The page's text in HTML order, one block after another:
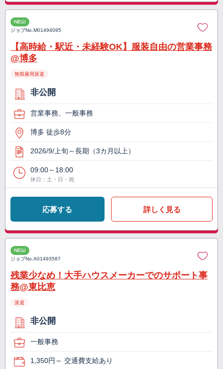
NEW
ジョブNo.M01494095
【高時給・駅近・未経験OK】服装自由の営業事務
@博多
無期雇用派遣
非公開
営業事務、一般事務
博多 徒歩8分
2026/9/上旬～長期（3カ月以上）
09:00～18:00
休日：土・日・祝
応募する 詳しく見る
NEW
ジョブNo.A01493587
残業少なめ！大手ハウスメーカーでのサポート事
務@東比恵
派遣
非公開
一般事務
1,350円～ 交通費支給あり